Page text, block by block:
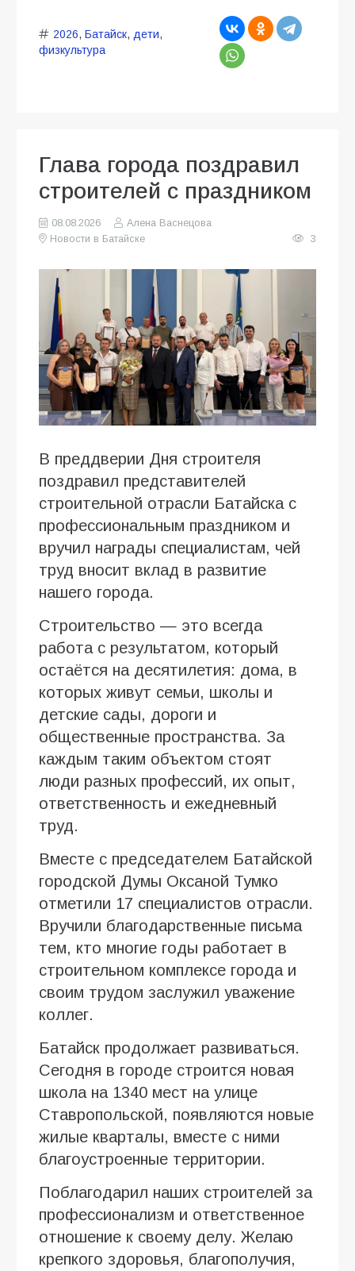
2026, Батайск, дети,
физкультура
Глава города поздравил
строителей с праздником
08.08.2026
Алена Васнецова
Новости в Батайске
3
В преддверии Дня строителя
поздравил представителей
строительной отрасли Батайска с
профессиональным праздником и
вручил награды специалистам, чей
труд вносит вклад в развитие
нашего города.
Строительство — это всегда
работа с результатом, который
остаётся на десятилетия: дома, в
которых живут семьи, школы и
детские сады, дороги и
общественные пространства. За
каждым таким объектом стоят
люди разных профессий, их опыт,
ответственность и ежедневный
труд.
Вместе с председателем Батайской
городской Думы Оксаной Тумко
отметили 17 специалистов отрасли.
Вручили благодарственные письма
тем, кто многие годы работает в
строительном комплексе города и
своим трудом заслужил уважение
коллег.
Батайск продолжает развиваться.
Сегодня в городе строится новая
школа на 1340 мест на улице
Ставропольской, появляются новые
жилые кварталы, вместе с ними
благоустроенные территории.
Поблагодарил наших строителей за
профессионализм и ответственное
отношение к своему делу. Желаю
крепкого здоровья, благополучия,